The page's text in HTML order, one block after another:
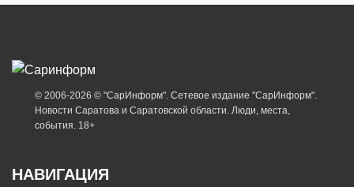
© 2006-2026 © "СарИнформ". Сетевое издание "СарИнформ".
Новости Саратова и Саратовской области. Люди, места,
события. 18+
НАВИГАЦИЯ